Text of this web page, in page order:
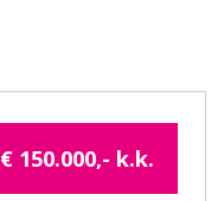
€ 150.000,- k.k.